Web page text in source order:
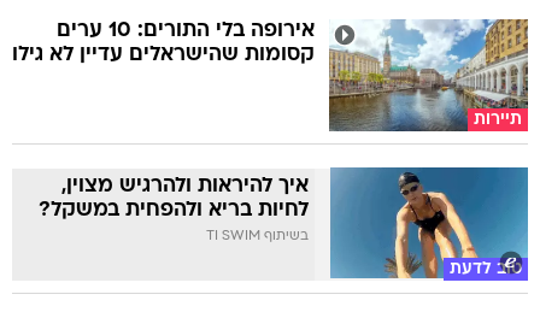
תיירות
אירופה בלי התורים: 10 ערים
קסומות שהישראלים עדיין לא גילו
טוב לדעת
איך להיראות ולהרגיש מצוין,
לחיות בריא ולהפחית במשקל?
בשיתוף TI SWIM